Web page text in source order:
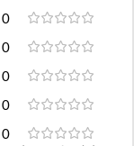
0
0
0
0
0